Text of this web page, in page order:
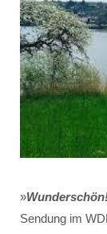
»
Sendung im